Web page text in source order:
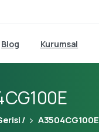
Blog Kurumsal
/ A3504CG100E